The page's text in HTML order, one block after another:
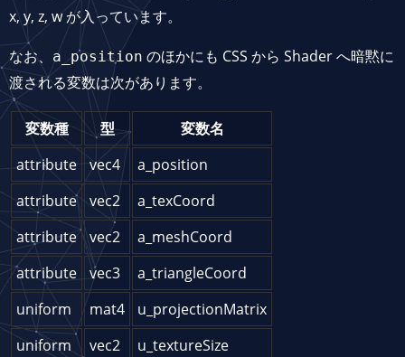
x, y, z, w が入っています。
なお、
a_position のほかにも CSS から Shader へ暗黙に
渡される変数は次があります。
変数種 型
変数名
attribute
vec4
a_position
attribute
vec2
a_texCoord
attribute
vec2
a_meshCoord
attribute
vec3
a_triangleCoord
uniform
mat4
u_projectionMatrix
uniform
vec2
u_textureSize